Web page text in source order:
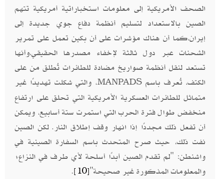
الصحف الأمريكية إلى معلومات استخباراتية أمريكية تتهم
الصين بالاستعداد لتسليم أنظمة دفاع جوي جديدة إلى
إيران،كما أن هناك مؤشرات على أن بكين تعمل على تمرير
الشحنات عبر دول ثالثة لإخفاء مصدرها الحقيقي،وأنها
تستعد لنقل أنظمة صواريخ مضادة للطائرات تُطلق من على
الكتف، تُعرف باسمMANPADS، والتي شكلت تهديدًا غير
متماثل للطائرات العسكرية الأمريكية التي تحلق على ارتفاع
منخفض طوال فترة الحرب التي استمرت ستة أسابيع، ويمكن
أن تفعل ذلك مجددًا إذا انهار وقف إطلاق النار. لكن الصين
نفت ذلك، حيث صرح المتحدث باسم السفارة الصينية في
واشنطن: "لم تقدم الصين أبدًا أسلحة لأي طرف في النزاع؛
والمعلومات المذكورة غير صحيحة"[10]
.